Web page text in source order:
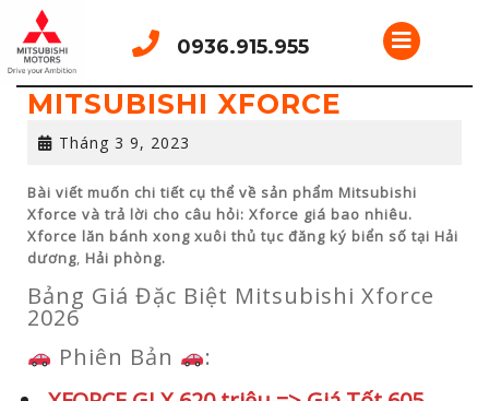
Skip
to
content
0936.915.955
Open
MITSUBISHI XFORCE
Tháng 3 9, 2023
9,
2023
Bài viết muốn chi tiết cụ thể về sản phẩm Mitsubishi
Xforce và trả lời cho câu hỏi: Xforce giá bao nhiêu.
Xforce lăn bánh xong xuôi thủ tục đăng ký biển số tại Hải
dương, Hải phòng.
Bảng Giá Đặc Biệt Mitsubishi Xforce
2026
Phiên Bản
: